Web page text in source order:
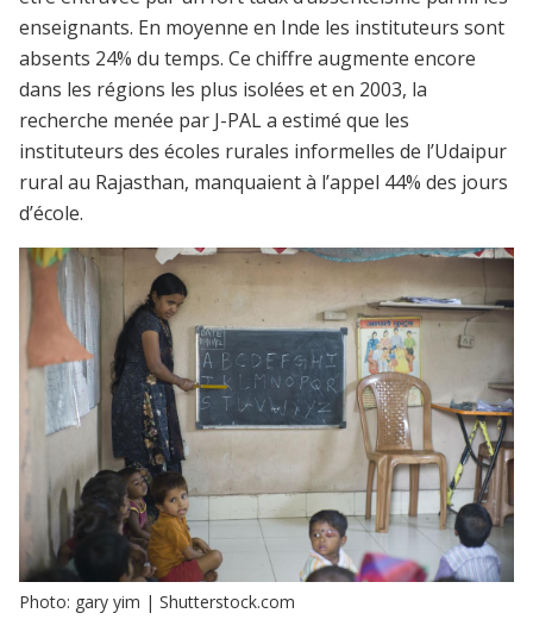
enseignants. En moyenne en Inde les instituteurs sont
absents 24% du temps. Ce chiffre augmente encore
dans les régions les plus isolées et en 2003, la
recherche menée par J-PAL a estimé que les
instituteurs des écoles rurales informelles de l’Udaipur
rural au Rajasthan, manquaient à l’appel 44% des jours
d’école.
Photo: gary yim | Shutterstock.com